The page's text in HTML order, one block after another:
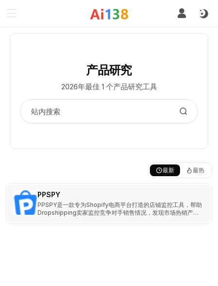
产品研究
2026年最佳 1 个产品研究工具
最新 最热
PPSPY
PPSPY是一款专为Shopify电商平台打造的店铺监控工具，帮助
Dropshipping卖家监控竞争对手销售情况，发现市场热销产